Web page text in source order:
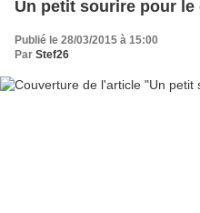
Un petit sourire pour le
Publié le 28/03/2015 à 15:00
Par Stef26